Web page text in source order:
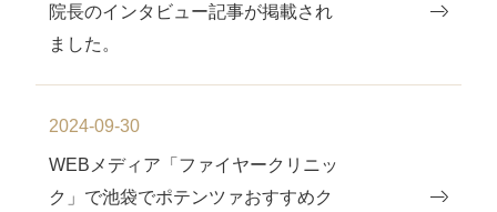
院⻑のインタビュー記事が掲載され
ました。
2024-09-30
WEBメディア「ファイヤークリニッ
ク」で池袋でポテンツァおすすめク